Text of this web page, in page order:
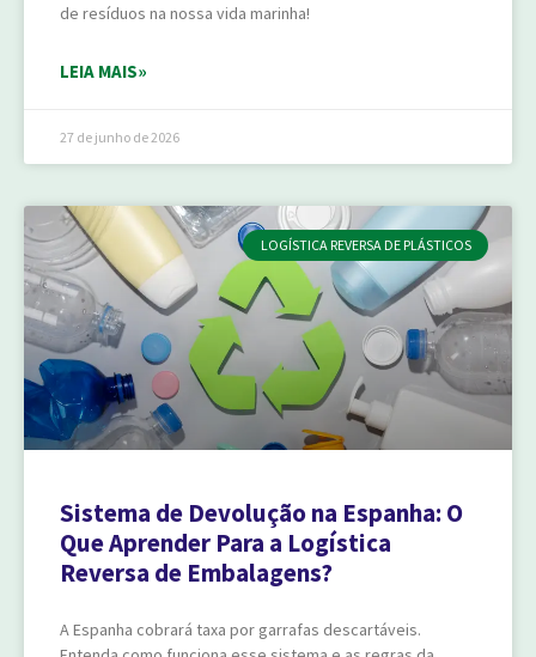
de resíduos na nossa vida marinha!
LEIA MAIS»
27 de junho de 2026
LOGÍSTICA REVERSA DE PLÁSTICOS
Sistema de Devolução na Espanha: O
Que Aprender Para a Logística
Reversa de Embalagens?
A Espanha cobrará taxa por garrafas descartáveis.